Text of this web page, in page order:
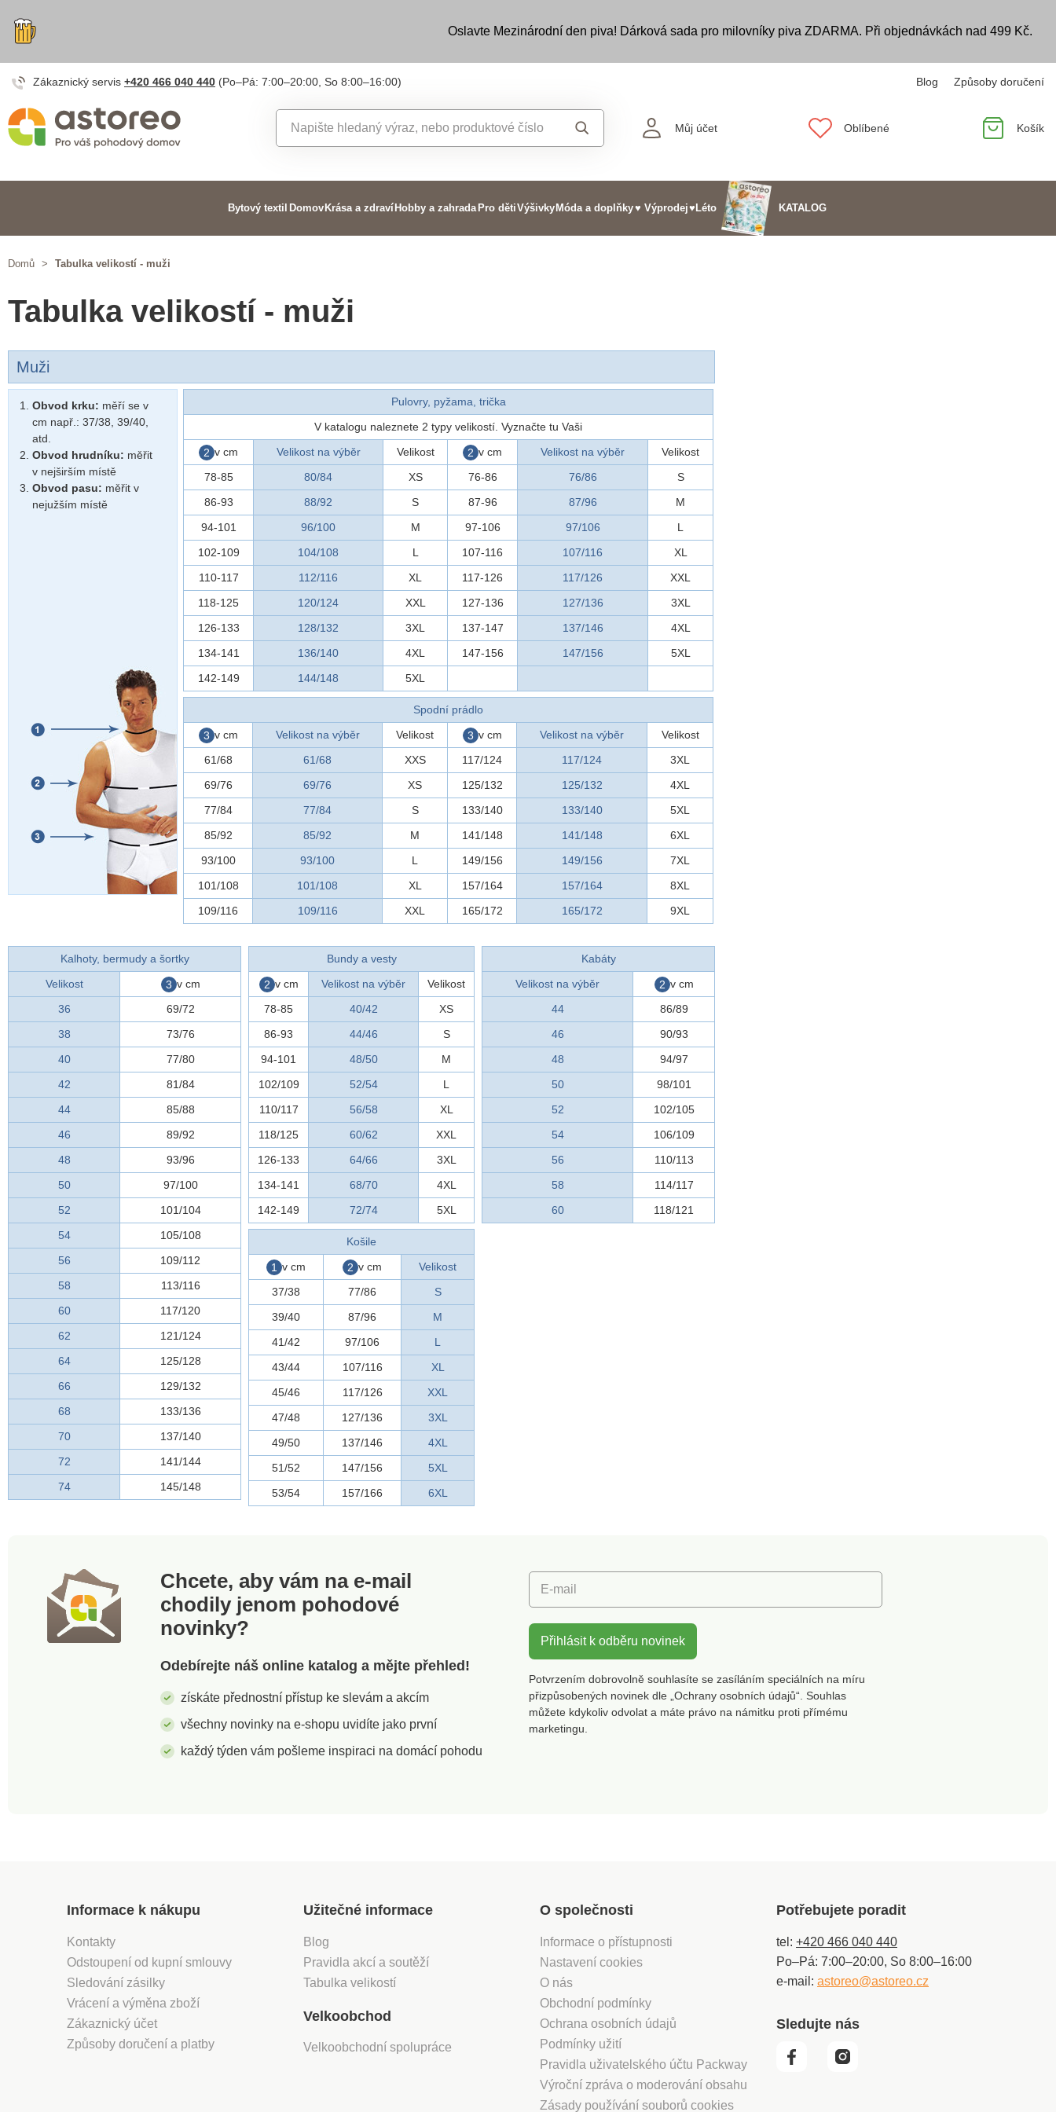
Oslavte Mezinárodní den piva! Dárková sada pro milovníky piva ZDARMA. Při objednávkách nad 499 Kč.
Zákaznický servis +420 466 040 440 (Po–Pá: 7:00–20:00, So 8:00–16:00) Blog Způsoby doručení
Můj účet Oblíbené Košík
Bytový textil Domov Krása a zdraví Hobby a zahrada Pro dětiVýšivky Móda a doplňky♥ Výprodej♥Léto KATALOG
Domů > Tabulka velikostí - muži
Tabulka velikostí - muži
Muži
Obvod krku: měří se v
cm např.: 37/38, 39/40,
atd.
Obvod hrudníku: měřit
v nejširším místě
Obvod pasu: měřit v
nejužším místě
Pulovry, pyžama, trička
V katalogu naleznete 2 typy velikostí. Vyznačte tu Vaši
2 v cm Velikost na výběr Velikost 2 v cm Velikost na výběr
Velikost
78-85
80/84 XS 76-86 76/86
S
86-93
88/92 S 87-96 87/96
M
94-101
96/100 M 97-106 97/106
L
102-109
104/108 L 107-116 107/116
XL
110-117
112/116 XL 117-126 117/126
XXL
118-125
120/124 XXL 127-136 127/136
3XL
126-133
128/132 3XL 137-147 137/146
4XL
134-141
136/140 4XL 147-156 147/156
5XL
142-149
144/148 5XL
Spodní prádlo
3 v cm Velikost na výběr Velikost 3 v cm Velikost na výběr
Velikost
61/68
61/68 XXS 117/124 117/124
3XL
69/76
69/76 XS 125/132 125/132
4XL
77/84
77/84 S 133/140 133/140
5XL
85/92
85/92 M 141/148 141/148
6XL
93/100
93/100 L 149/156 149/156
7XL
101/108
101/108 XL 157/164 157/164
8XL
109/116
109/116 XXL 165/172 165/172 9XL
Kalhoty, bermudy a šortky
Velikost
3 v cm
36
69/72
38
73/76
40
77/80
42
81/84
44
85/88
46
89/92
48
93/96
50
97/100
52
101/104
54
105/108
56
109/112
58
113/116
60
117/120
62
121/124
64
125/128
66
129/132
68
133/136
70
137/140
72
141/144
74
145/148
Bundy a vesty
2 v cm Velikost na výběr
Velikost
78-85
40/42
XS
86-93
44/46
S
94-101
48/50
M
102/109
52/54
L
110/117
56/58
XL
118/125
60/62
XXL
126-133
64/66
3XL
134-141
68/70
4XL
142-149
72/74 5XL
Kabáty
Velikost na výběr
2 v cm
44
86/89
46
90/93
48
94/97
50
98/101
52
102/105
54
106/109
56
110/113
58
114/117
60
118/121
Košile
1 v cm 2 v cm
Velikost
37/38
77/86
S
39/40
87/96
M
41/42
97/106
L
43/44
107/116
XL
45/46
117/126
XXL
47/48
127/136
3XL
49/50
137/146
4XL
51/52
147/156
5XL
53/54
157/166 6XL
Chcete, aby vám na e-mail
chodily jenom pohodové
novinky?
Odebírejte náš online katalog a mějte přehled!
získáte přednostní přístup ke slevám a akcím
všechny novinky na e-shopu uvidíte jako první
každý týden vám pošleme inspiraci na domácí pohodu
E-mail
Přihlásit k odběru novinek
Potvrzením dobrovolně souhlasíte se zasíláním speciálních na míru
přizpůsobených novinek dle „Ochrany osobních údajů“. Souhlas
můžete kdykoliv odvolat a máte právo na námitku proti přímému
marketingu.
Informace k nákupu
Kontakty
Odstoupení od kupní smlouvy
Sledování zásilky
Vrácení a výměna zboží
Zákaznický účet
Způsoby doručení a platby
Užitečné informace
Blog
Pravidla akcí a soutěží
Tabulka velikostí
Velkoobchod
Velkoobchodní spolupráce
O společnosti
Informace o přístupnosti
Nastavení cookies
O nás
Obchodní podmínky
Ochrana osobních údajů
Podmínky užití
Pravidla uživatelského účtu Packway
Výroční zpráva o moderování obsahu
Zásady používání souborů cookies
Potřebujete poradit
tel: +420 466 040 440
Po–Pá: 7:00–20:00, So 8:00–16:00
e-mail: astoreo@astoreo.cz
Sledujte nás